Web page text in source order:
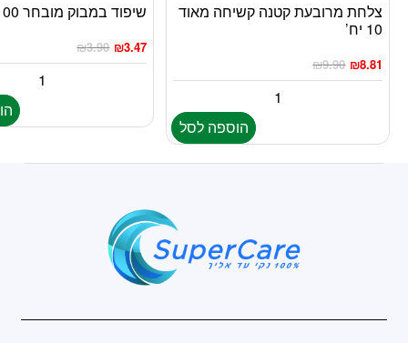
צלחת מרובעת קטנה קשיחה מאוד
10 יח’
₪9.90 ₪8.81
הוספה לסל
שיפוד במבוק מובחר 100 יח’
₪3.90 ₪3.47